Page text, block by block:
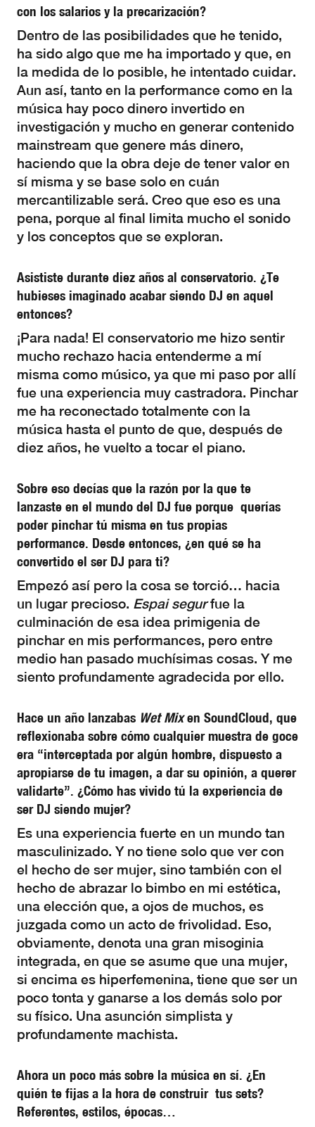
con los salarios y la precarización?
Dentro de las posibilidades que he tenido,
ha sido algo que me ha importado y que, en
la medida de lo posible, he intentado cuidar.
Aun así, tanto en la performance como en la
música hay poco dinero invertido en
investigación y mucho en generar contenido
mainstream que genere más dinero,
haciendo que la obra deje de tener valor en
sí misma y se base solo en cuán
mercantilizable será. Creo que eso es una
pena, porque al final limita mucho el sonido
y los conceptos que se exploran.
Asististe durante diez años al conservatorio. ¿Te
hubieses imaginado acabar siendo DJ en aquel
entonces?
¡Para nada! El conservatorio me hizo sentir
mucho rechazo hacia entenderme a mí
misma como músico, ya que mi paso por allí
fue una experiencia muy castradora. Pinchar
me ha reconectado totalmente con la
música hasta el punto de que, después de
diez años, he vuelto a tocar el piano.
Sobre eso decías que la razón por la que te
lanzaste en el mundo del DJ fue porque querías
poder pinchar tú misma en tus propias
performance. Desde entonces, ¿en qué se ha
convertido el ser DJ para ti?
Empezó así pero la cosa se torció… hacia
un lugar precioso. Espai segurfue la
culminación de esa idea primigenia de
pinchar en mis performances, pero entre
medio han pasado muchísimas cosas. Y me
siento profundamente agradecida por ello.
Hace un año lanzabas Wet Mixen SoundCloud, que
reflexionaba sobre cómo cualquier muestra de goce
era “interceptada por algún hombre, dispuesto a
apropiarse de tu imagen, a dar su opinión, a querer
validarte”. ¿Cómo has vivido tú la experiencia de
ser DJ siendo mujer?
​​Es una experiencia fuerte en un mundo tan
masculinizado. Y no tiene solo que ver con
el hecho de ser mujer, sino también con el
hecho de abrazar lo bimbo en mi estética,
una elección que, a ojos de muchos, es
juzgada como un acto de frivolidad. Eso,
obviamente, denota una gran misoginia
integrada, en que se asume que una mujer,
si encima es hiperfemenina, tiene que ser un
poco tonta y ganarse a los demás solo por
su físico. Una asunción simplista y
profundamente machista.
Ahora un poco más sobre la música en sí. ¿En
quién te fijas a la hora de construir tus sets?
Referentes, estilos, épocas…